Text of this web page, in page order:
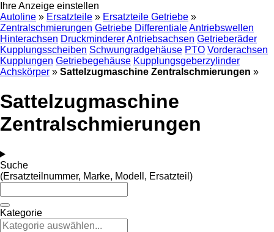
Ihre Anzeige einstellen
Autoline » Ersatzteile » Ersatzteile Getriebe »
Zentralschmierungen Getriebe DifferentialeAntriebswellen
Hinterachsen DruckmindererAntriebsachsen Getrieberäder
Kupplungsscheiben Schwungradgehäuse PTO Vorderachsen
Kupplungen Getriebegehäuse Kupplungsgeberzylinder
Achskörper » Sattelzugmaschine Zentralschmierungen »
Sattelzugmaschine
Zentralschmierungen
Suche
(Ersatzteilnummer, Marke, Modell, Ersatzteil)
Kategorie